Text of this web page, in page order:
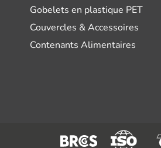
Gobelets en plastique PET
Couvercles & Accessoires
Contenants Alimentaires